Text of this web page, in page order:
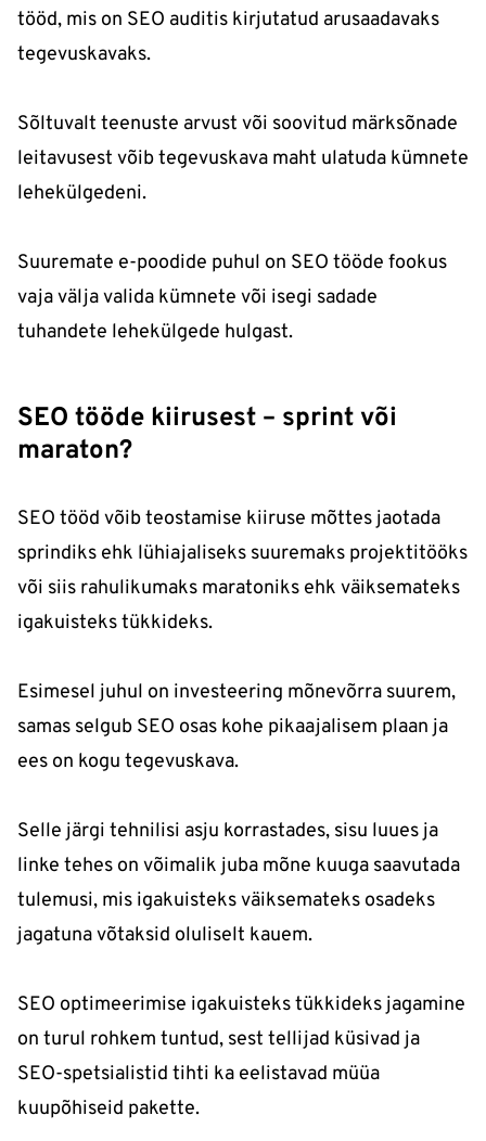
tööd, mis on SEO auditis kirjutatud arusaadavaks
tegevuskavaks.
Sõltuvalt teenuste arvust või soovitud märksõnade
leitavusest võib tegevuskava maht ulatuda kümnete
lehekülgedeni.
Suuremate e-poodide puhul on SEO tööde fookus
vaja välja valida kümnete või isegi sadade
tuhandete lehekülgede hulgast.
SEO tööde kiirusest – sprint või
maraton?
SEO tööd võib teostamise kiiruse mõttes jaotada
sprindiks ehk lühiajaliseks suuremaks projektitööks
või siis rahulikumaks maratoniks ehk väiksemateks
igakuisteks tükkideks.
Esimesel juhul on investeering mõnevõrra suurem,
samas selgub SEO osas kohe pikaajalisem plaan ja
ees on kogu tegevuskava.
Selle järgi tehnilisi asju korrastades, sisu luues ja
linke tehes on võimalik juba mõne kuuga saavutada
tulemusi, mis igakuisteks väiksemateks osadeks
jagatuna võtaksid oluliselt kauem.
SEO optimeerimise igakuisteks tükkideks jagamine
on turul rohkem tuntud, sest tellijad küsivad ja
SEO-spetsialistid tihti ka eelistavad müüa
kuupõhiseid pakette.